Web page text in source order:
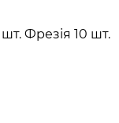
Фрезія 10 шт.